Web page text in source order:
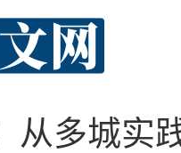
从多城实